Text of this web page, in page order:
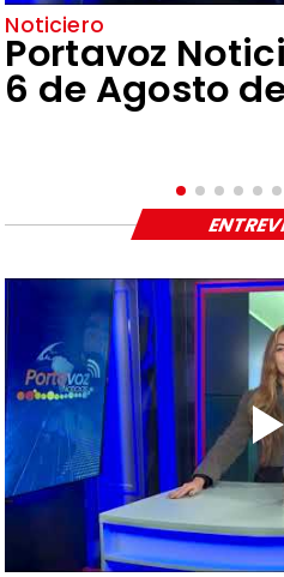
Noticiero
Portavoz
6 de Agosto